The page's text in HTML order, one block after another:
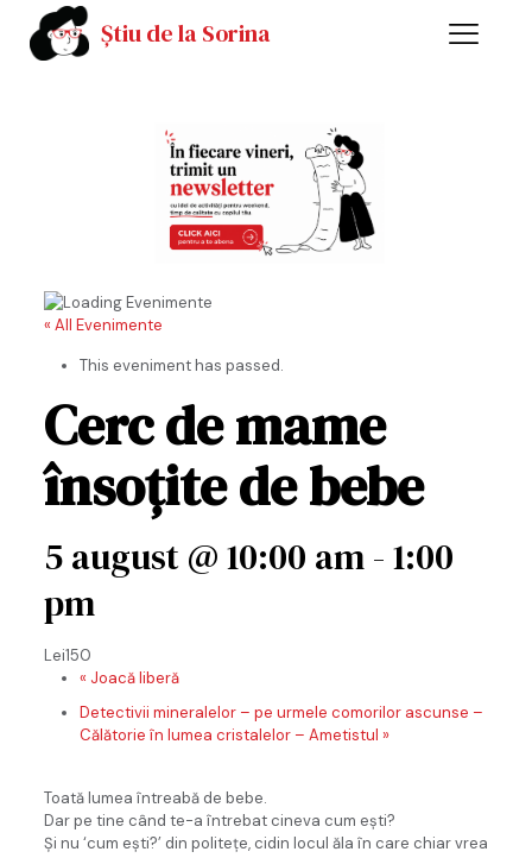
Știu de la Sorina
« All Evenimente
This eveniment has passed.
Cerc de mame
însoțite de bebe
5 august @ 10:00 am-1:00
pm
Lei150
« Joacă liberă
Detectivii mineralelor – pe urmele comorilor ascunse –
Călătorie în lumea cristalelor – Ametistul »
Toată lumea întreabă de bebe.
Dar pe tine când te-a întrebat cineva cum ești?
Și nu ‘cum ești?’ din politețe, cidin locul ăla în care chiar vrea